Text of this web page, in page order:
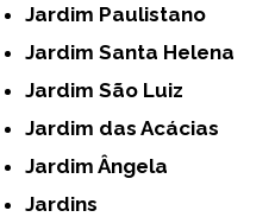
Jardim Paulistano
Jardim Santa Helena
Jardim São Luiz
Jardim das Acácias
Jardim Ângela
Jardins